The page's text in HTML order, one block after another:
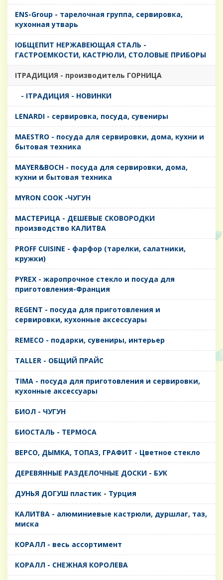
ENS-Group - тарелочная группа, сервировка,
кухонная утварь
IОБЩЕПИТ НЕРЖАВЕЮЩАЯ СТАЛЬ -
ГАСТРОЕМКОСТИ, КАСТРЮЛИ, СТОЛОВЫЕ ПРИБОРЫ
IТРАДИЦИЯ - производитель ГОРНИЦА
- IТРАДИЦИЯ - НОВИНКИ
LENARDI - сервировка, посуда, сувениры
MAESTRO - посуда для сервировки, дома, кухни и
бытовая техника
MAYER&BOCH - посуда для сервировки, дома,
кухни и бытовая техника
MYRON COOK -ЧУГУН
MАСТЕРИЦА - ДЕШЕВЫЕ СКОВОРОДКИ
производство КАЛИТВА
PROFF CUISINE - фарфор (тарелки, салатники,
кружки)
PYREX - жаропрочное стекло и посуда для
приготовления-Франция
REGENT - посуда для приготовления и
сервировки, кухонные аксессуары
REMECO - подарки, сувениры, интерьер
TALLER - ОБЩИЙ ПРАЙС
TIMA - посуда для приготовления и сервировки,
кухонные аксессуары
БИОЛ - ЧУГУН
БИОСТАЛЬ - ТЕРМОСА
ВЕРСО, ДЫМКА, ТОПАЗ, ГРАФИТ - Цветное стекло
ДЕРЕВЯННЫЕ РАЗДЕЛОЧНЫЕ ДОСКИ - БУК
ДУНЬЯ ДОГУШ пластик - Турция
КАЛИТВА - алюминиевые кастрюли, дуршлаг, таз,
миска
КОРАЛЛ - весь ассортимент
КОРАЛЛ - СНЕЖНАЯ КОРОЛЕВА